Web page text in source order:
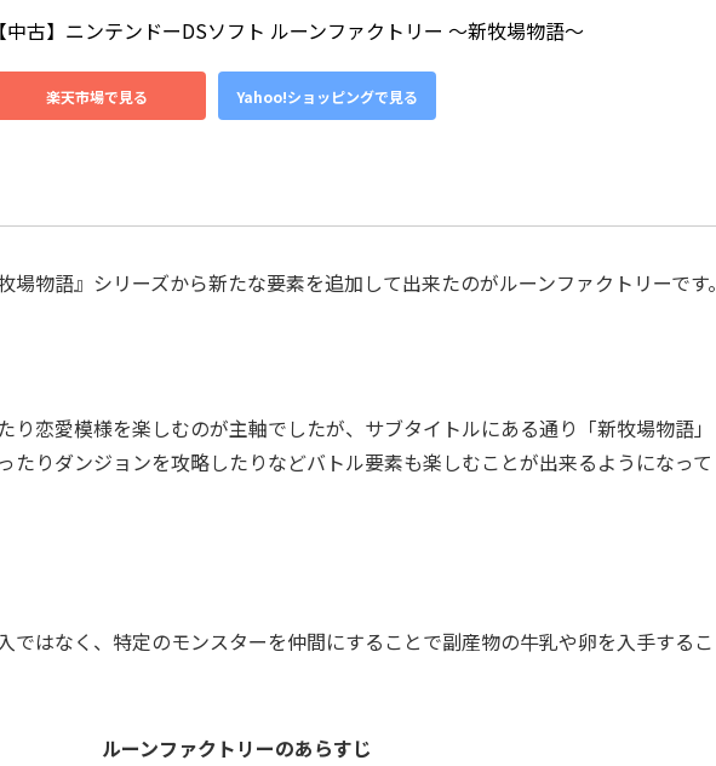
【中古】ニンテンドーDSソフト ルーンファクトリー 〜新牧場物語〜
楽天市場で見る Yahoo!ショッピングで見る
場物語』シリーズから新たな要素を追加して出来たのがルーンファクトリーです。
り恋愛模様を楽しむのが主軸でしたが、サブタイトルにある通り「新牧場物語」
たりダンジョンを攻略したりなどバトル要素も楽しむことが出来るようになって
ではなく、特定のモンスターを仲間にすることで副産物の牛乳や卵を入手するこ
ルーンファクトリーのあらすじ